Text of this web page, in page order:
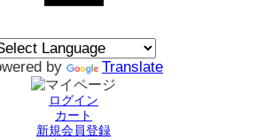
by Translate
ログイン
カート
新規会員登録